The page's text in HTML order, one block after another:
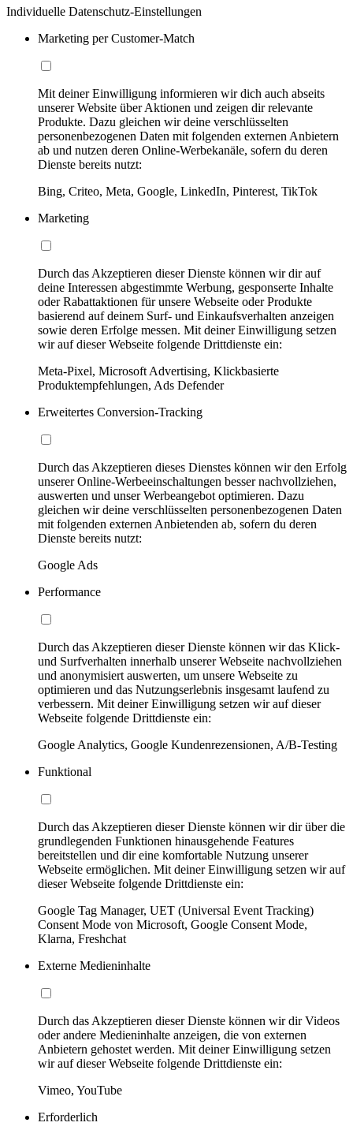
Individuelle Datenschutz-Einstellungen
Marketing per Customer-Match
Mit deiner Einwilligung informieren wir dich auch abseits
unserer Website über Aktionen und zeigen dir relevante
Produkte. Dazu gleichen wir deine verschlüsselten
personenbezogenen Daten mit folgenden externen Anbietern
ab und nutzen deren Online-Werbekanäle, sofern du deren
Dienste bereits nutzt:
Bing, Criteo, Meta, Google, LinkedIn, Pinterest, TikTok
Marketing
Durch das Akzeptieren dieser Dienste können wir dir auf
deine Interessen abgestimmte Werbung, gesponserte Inhalte
oder Rabattaktionen für unsere Webseite oder Produkte
basierend auf deinem Surf- und Einkaufsverhalten anzeigen
sowie deren Erfolge messen. Mit deiner Einwilligung setzen
wir auf dieser Webseite folgende Drittdienste ein:
Meta-Pixel, Microsoft Advertising, Klickbasierte
Produktempfehlungen, Ads Defender
Erweitertes Conversion-Tracking
Durch das Akzeptieren dieses Dienstes können wir den Erfolg
unserer Online-Werbeeinschaltungen besser nachvollziehen,
auswerten und unser Werbeangebot optimieren. Dazu
gleichen wir deine verschlüsselten personenbezogenen Daten
mit folgenden externen Anbietenden ab, sofern du deren
Dienste bereits nutzt:
Google Ads
Performance
Durch das Akzeptieren dieser Dienste können wir das Klick-
und Surfverhalten innerhalb unserer Webseite nachvollziehen
und anonymisiert auswerten, um unsere Webseite zu
optimieren und das Nutzungserlebnis insgesamt laufend zu
verbessern. Mit deiner Einwilligung setzen wir auf dieser
Webseite folgende Drittdienste ein:
Google Analytics, Google Kundenrezensionen, A/B-Testing
Funktional
Durch das Akzeptieren dieser Dienste können wir dir über die
grundlegenden Funktionen hinausgehende Features
bereitstellen und dir eine komfortable Nutzung unserer
Webseite ermöglichen. Mit deiner Einwilligung setzen wir auf
dieser Webseite folgende Drittdienste ein:
Google Tag Manager, UET (Universal Event Tracking)
Consent Mode von Microsoft, Google Consent Mode,
Klarna, Freshchat
Externe Medieninhalte
Durch das Akzeptieren dieser Dienste können wir dir Videos
oder andere Medieninhalte anzeigen, die von externen
Anbietern gehostet werden. Mit deiner Einwilligung setzen
wir auf dieser Webseite folgende Drittdienste ein:
Vimeo, YouTube
Erforderlich